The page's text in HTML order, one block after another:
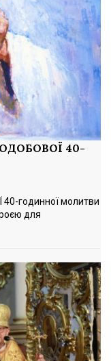
40-
годинної молитви
для